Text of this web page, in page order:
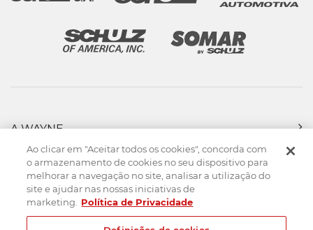
A WAYNE
PRODUTOS
FORÇA DE VENDAS
ASSISTÊNCIA TÉCNICA
DOWNLOADS
CONTATO
Ao clicar em "Aceitar todos os cookies", concorda com
o armazenamento de cookies no seu dispositivo para
melhorar a navegação no site, analisar a utilização do
site e ajudar nas nossas iniciativas de
marketing.
Política de Privacidade